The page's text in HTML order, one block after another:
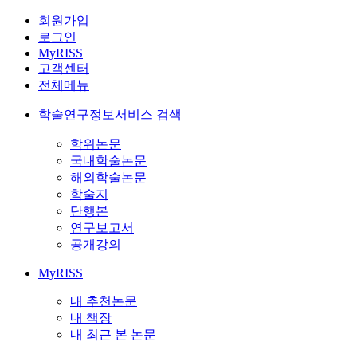
회원가입
로그인
MyRISS
고객센터
전체메뉴
학술연구정보서비스 검색
학위논문
국내학술논문
해외학술논문
학술지
단행본
연구보고서
공개강의
MyRISS
내 추천논문
내 책장
내 최근 본 논문